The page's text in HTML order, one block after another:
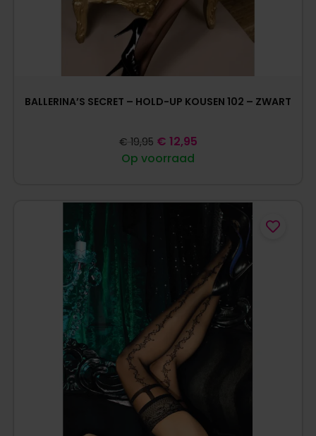
BALLERINA’S SECRET – HOLD-UP KOUSEN 102 – ZWART
Op voorraad
€ 19,95 € 12,95